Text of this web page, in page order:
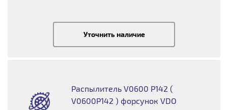
Уточнить наличие
Распылитель V0600 P142 (
V0600P142 ) форсунок VDO